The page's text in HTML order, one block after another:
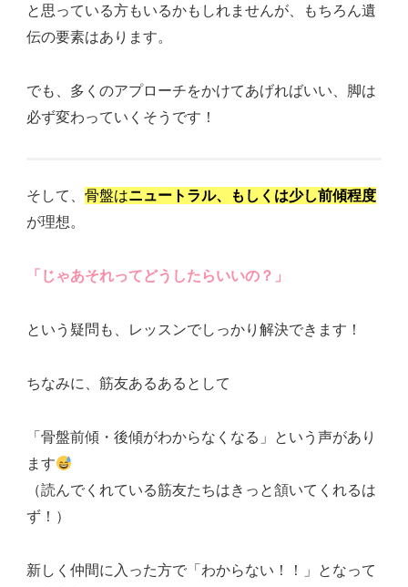
と思っている方もいるかもしれませんが、もちろん遺
伝の要素はあります。
でも、多くのアプローチをかけてあげればいい、脚は
必ず変わっていくそうです！
そして、 骨盤はニュートラル、もしくは少し前傾程度
が理想。
「じゃあそれってどうしたらいいの？」
という疑問も、レッスンでしっかり解決できます！
ちなみに、筋友あるあるとして
「骨盤前傾・後傾がわからなくなる」という声があり
ます
（読んでくれている筋友たちはきっと頷いてくれるは
ず！）
新しく仲間に入った方で「わからない！！」となって